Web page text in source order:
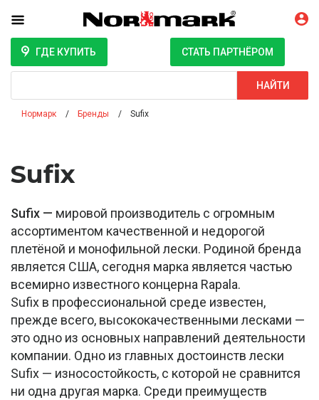
ГДЕ КУПИТЬ СТАТЬ ПАРТНЁРОМ
НАЙТИ
Нормарк Бренды Sufix
Sufix
Sufix — мировой производитель с огромным
ассортиментом качественной и недорогой
плетёной и монофильной лески. Родиной бренда
является США, сегодня марка является частью
всемирно известного концерна Rapala.
Sufix в профессиональной среде известен,
прежде всего, высококачественными лесками —
это одно из основных направлений деятельности
компании. Одно из главных достоинств лески
Sufix — износостойкость, с которой не сравнится
ни одна другая марка. Среди преимуществ